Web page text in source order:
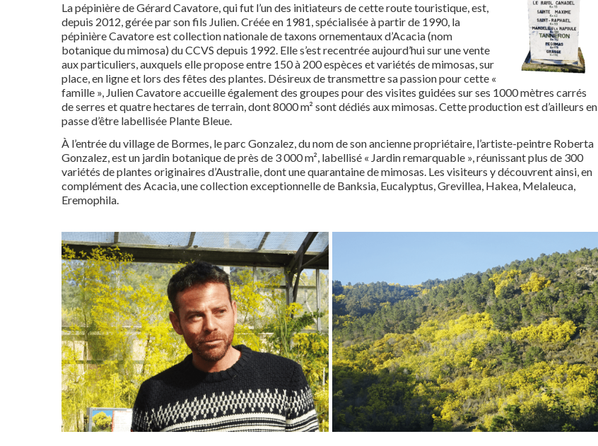
La pépinière de Gérard Cavatore, qui fut l’un des initiateurs de cette route touristique, est,
depuis 2012, gérée par son fils Julien. Créée en 1981, spécialisée à partir de 1990, la
pépinière Cavatore est collection nationale de taxons ornementaux d’Acacia (nom
botanique du mimosa) du CCVS depuis 1992. Elle s’est recentrée aujourd’hui sur une vente
aux particuliers, auxquels elle propose entre 150 à 200 espèces et variétés de mimosas, sur
place, en ligne et lors des fêtes des plantes. Désireux de transmettre sa passion pour cette «
famille », Julien Cavatore accueille également des groupes pour des visites guidées sur ses 1000 mètres carrés
de serres et quatre hectares de terrain, dont 8000 m² sont dédiés aux mimosas. Cette production est d’ailleurs en
passe d’être labellisée Plante Bleue.
À l’entrée du village de Bormes, le parc Gonzalez, du nom de son ancienne propriétaire, l’artiste-peintre Roberta
Gonzalez, est un jardin botanique de près de 3 000 m², labellisé « Jardin remarquable », réunissant plus de 300
variétés de plantes originaires d’Australie, dont une quarantaine de mimosas. Les visiteurs y découvrent ainsi, en
complément des Acacia, une collection exceptionnelle de Banksia, Eucalyptus, Grevillea, Hakea, Melaleuca,
Eremophila.
Julien Cavatore a repris la pépinière de
référence créée par son père dans les
années 1990 © M.-H. Loaëc
Dans le massif de l’Estérel, lorsque les
agents forestiers aperçoivent une tache
question que le mimosa dépasse les 2 %
actuels d’occupation © M.-H. Loaëc